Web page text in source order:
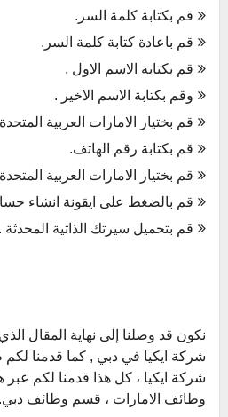
قم بكتابة كلمة السر.
قم باعادة كتابة كلمة السر.
قم بكتابة الاسم الاول .
وقم بكتابة الاسم الاخير .
قم بختيار الامارات العربية
قم بكتابة رقم الهاتف.
قم بختيار الامارات العربية
قم بالضغط على ايقونة انشاء
قم بتحميل سيرتك الذاتية المحدثة .
نكون قد وصلنا إلى نهاية المقال
شركة ايكيا في دبي , كما قدمنا
شركة ايكيا ، كل هذا قدمنا لكم عبر
وظائف الامارات ، قسم وظائف دبي.